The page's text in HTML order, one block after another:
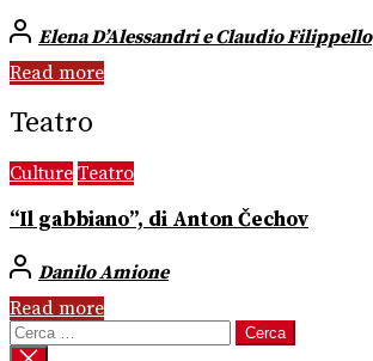
Elena D’Alessandri e Claudio Filippello
Read more
Teatro
Culture Teatro
“Il gabbiano”, di Anton Čechov
Danilo Amione
Read more
Ricerca
per: